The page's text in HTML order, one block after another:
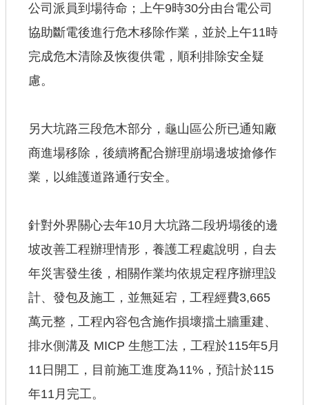
公司派員到場待命；上午9時30分由台電公司
協助斷電後進行危木移除作業，並於上午11時
完成危木清除及恢復供電，順利排除安全疑
慮。
另大坑路三段危木部分，龜山區公所已通知廠
商進場移除，後續將配合辦理崩塌邊坡搶修作
業，以維護道路通行安全。
針對外界關心去年10月大坑路二段坍塌後的邊
坡改善工程辦理情形，養護工程處說明，自去
年災害發生後，相關作業均依規定程序辦理設
計、發包及施工，並無延宕，工程經費3,665
萬元整，工程內容包含施作損壞擋土牆重建、
排水側溝及 MICP 生態工法，工程於115年5月
11日開工，目前施工進度為11%，預計於115
年11月完工。